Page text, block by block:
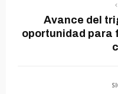
Avance del
oportunidad para